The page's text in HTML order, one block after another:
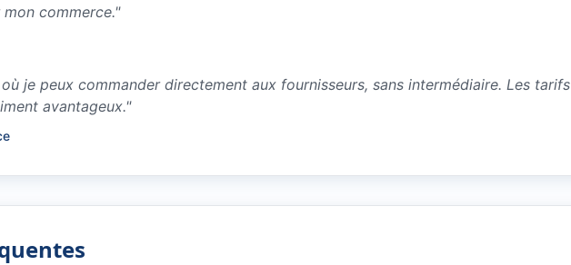
commerce."
je peux commander directement aux fournisseurs, sans intermédiaire. Les tarifs
avantageux."